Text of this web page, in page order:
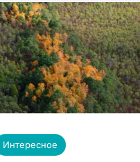
Интересное